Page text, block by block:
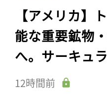
【アメリカ】
能な重要鉱物
へ。サーキュ
12時間前